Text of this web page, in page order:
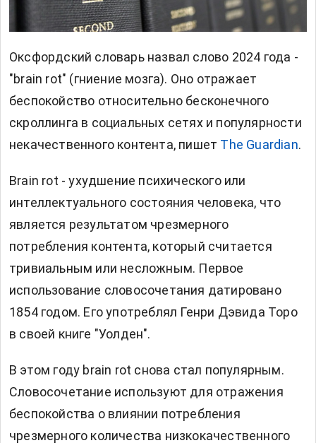
Оксфордский словарь назвал слово 2024 года -
"brain rot" (гниение мозга). Оно отражает
беспокойство относительно бесконечного
скроллинга в социальных сетях и популярности
некачественного контента, пишет The Guardian.
Brain rot - ухудшение психического или
интеллектуального состояния человека, что
является результатом чрезмерного
потребления контента, который считается
тривиальным или несложным. Первое
использование словосочетания датировано
1854 годом. Его употреблял Генри Дэвида Торо
в своей книге "Уолден".
В этом году brain rot снова стал популярным.
Словосочетание используют для отражения
беспокойства о влиянии потребления
чрезмерного количества низкокачественного